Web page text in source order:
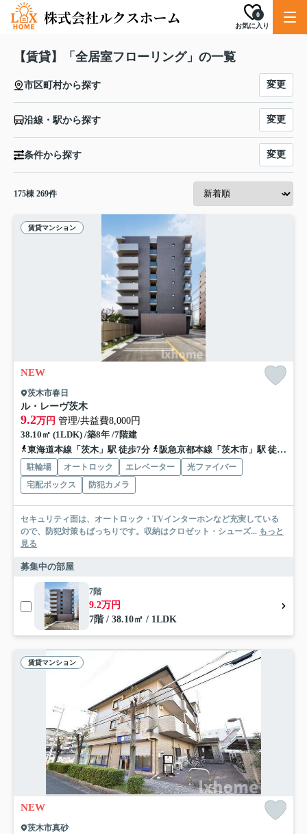
お気に入り
0
【賃貸】「全居室フローリング」の一覧
市区町村から探す 変更
沿線・駅から探す 変更
条件から探す 変更
175棟 269件
賃貸マンション
NEW
茨木市春日
ル・レーヴ茨木
9.2万円 管理/共益費8,000円
38.10㎡ (1LDK) /築8年 /7階建
東海道本線「茨木」駅 徒歩7分
阪急京都本線「茨木市」駅 徒歩22分
駐輪場 オートロック エレベーター
光ファイバー
宅配ボックス
防犯カメラ
セキュリティ面は、オートロック・TVインターホンなど充実している
ので、防犯対策もばっちりです。収納はクロゼット・シューズ... もっと
見る
募集中の部屋
7階
9.2万円
7階 / 38.10㎡ / 1LDK
賃貸マンション
NEW
茨木市真砂